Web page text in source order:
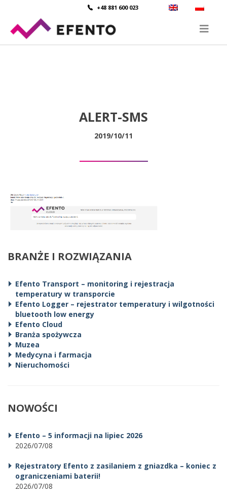
+48 881 600 023
ALERT-SMS
2019/10/11
BRANŻE I ROZWIĄZANIA
Efento Transport – monitoring i rejestracja
temperatury w transporcie
Efento Logger – rejestrator temperatury i wilgotności
bluetooth low energy
Efento Cloud
Branża spożywcza
Muzea
Medycyna i farmacja
Nieruchomości
NOWOŚCI
Efento – 5 informacji na lipiec 2026
2026/07/08
Rejestratory Efento z zasilaniem z gniazdka – koniec z
ograniczeniami baterii!
2026/07/08